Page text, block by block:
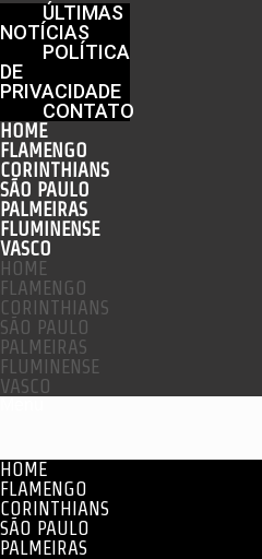
ÚLTIMAS
NOTÍCIAS
POLÍTICA
DE
PRIVACIDADE
CONTATO
HOME
FLAMENGO
CORINTHIANS
SÃO PAULO
PALMEIRAS
FLUMINENSE
VASCO
HOME
FLAMENGO
CORINTHIANS
SÃO PAULO
PALMEIRAS
FLUMINENSE
VASCO
HOME
FLAMENGO
CORINTHIANS
SÃO PAULO
PALMEIRAS